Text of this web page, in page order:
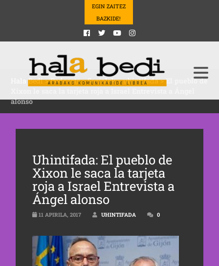
EGIN ZAITEZ
BAZKIDE!
Hala Bedi>Podcasts>Sozialak>uhintifada>El pueblo de
alonso
Uhintifada: El pueblo de
Xixon le saca la tarjeta
roja a Israel Entrevista a
Ángel alonso
11 APIRILA, 2017 UHINTIFADA 0